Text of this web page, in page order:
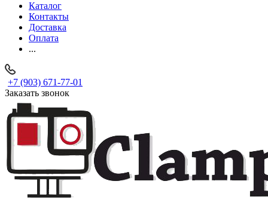
Каталог
Контакты
Доставка
Оплата
...
+7 (903) 671-77-01
Заказать звонок